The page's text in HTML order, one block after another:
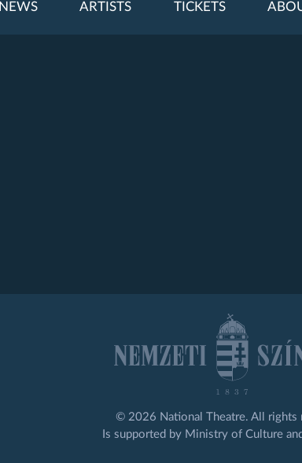
NEWS ARTISTS TICKETS
© 2026 National Theatre. All rights
Is supported by Ministry of Culture